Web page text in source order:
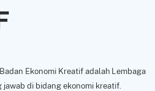
Ekonomi Kreatif adalah Lembaga
di bidang ekonomi kreatif.